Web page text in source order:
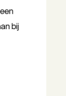
bij